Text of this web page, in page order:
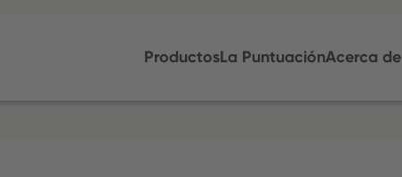
ProductosLa PuntuaciónAcerca de